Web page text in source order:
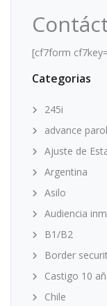
[cf7form
Categorias
245i
advance
Ajuste de
Argentina
Asilo
Audiencia
B1/B2
Border
Castigo 10
Chile